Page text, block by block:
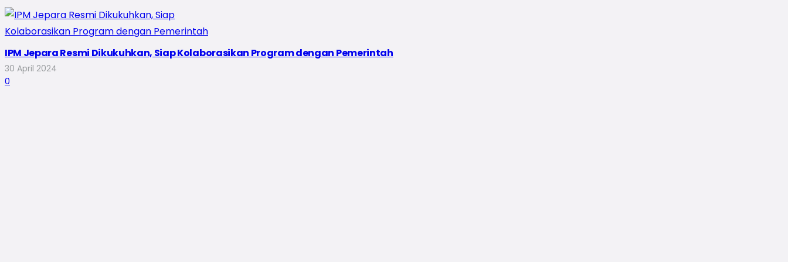
IPM Jepara Resmi Dikukuhkan, Siap Kolaborasikan Program dengan Pemerintah
30 April 2024
0